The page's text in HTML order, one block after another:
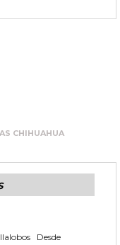
CHIHUAHUA
Desde